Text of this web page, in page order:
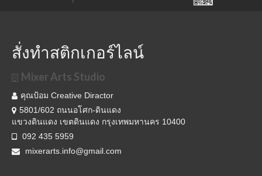
สั่งทำสติกเกอร์ไลน์
Mixer Arts Studio
คุณป้อม Creative Diractor
5801/602 ถนนอโศก-ดินแดง
แขวงดินแดง เขตดินแดง กรุงเทพมหานคร 10400
092 435 5959
mixerarts.info@gmail.com